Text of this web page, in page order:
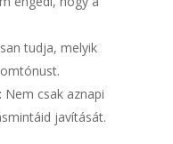
tudja, melyik
Nem csak aznapi
javítását.